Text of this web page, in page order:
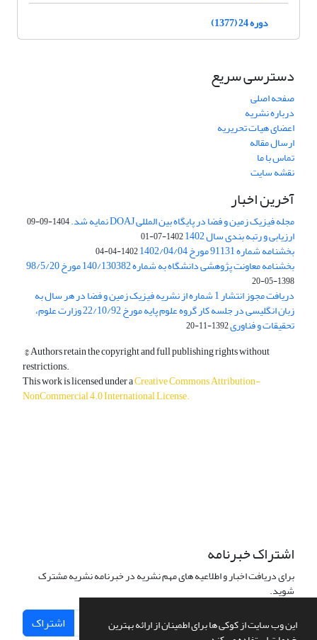
این وب سایت از کوکی ها برای اطمینان از ارائه بهترین
دوره 24 (1377)
دسترسی سریع
صفحه اصلی
درباره نشریه
اعضای هیات تحریریه
ارسال مقاله
تماس با ما
نقشه سایت
آخرین اخبار
مجله فیزیک زمین و فضا در پایگاه بین المللی DOAJ نمایه شد. 1404-09-09
ارزیابی و رتبه بندی سال 1402 1402-07-01
بخشنامه شماره 91131 مورخ 1402/04/04 1402-04-04
بخشنامه معاونت پژوهشی دانشگاه به شماره 140/130382 مورخ 98/5/20
1398-05-20
دریافت مجوز انتشار 1 شماره از نشریه فیزیک زمین و فضا در هر سال به
زبان انگلیسی در جلسه کار گروه علوم پایه مورخ 22/10/92 وزارت علوم،
تحقیقات و فناوری1392-11-20
© Authors retain the copyright and full publishing rights without
restrictions.
This work is licensed under aCreative Commons Attribution-
NonCommercial 4.0 International License.
اشتراک خبرنامه
برای دریافت اخبار و اطلاعیه های مهم نشریه در خبرنامه نشریه مشترک
شوید.
اشتراک